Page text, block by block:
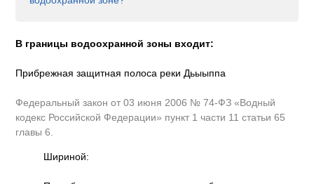
В границы водоохранной зоны входит:
Прибрежная защитная полоса реки Дьыыппа
Федеральный закон от 03 июня 2006 № 74-ФЗ «Водный
кодекс Российской Федерации» пункт 1 части 11 статьи 65
главы 6.
Шириной: